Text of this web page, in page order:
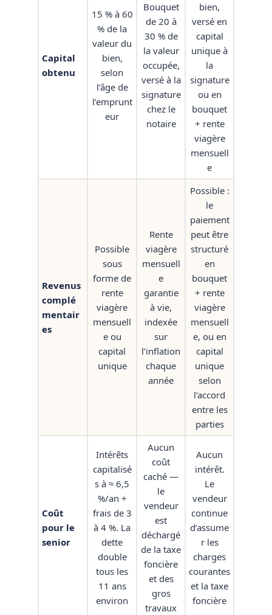
Capital
obtenu
15 % à 60
% de la
valeur du
bien,
selon
l’âge de
l’emprunt
eur
Bouquet
de 20 à
30 % de
la valeur
occupée,
versé à la
signature
chez le
notaire
bien,
versé en
capital
unique à
la
signature
ou en
bouquet
+ rente
viagère
mensuell
e
Revenus
complé
mentair
es
Possible
sous
forme de
rente
viagère
mensuell
e ou
capital
unique
Rente
viagère
mensuell
e
garantie
à vie,
indexée
sur
l’inflation
chaque
année
Possible :
le
paiement
peut être
structuré
en
bouquet
+ rente
viagère
mensuell
e, ou en
capital
unique
selon
l’accord
entre les
parties
Coût
pour le
senior
Intérêts
capitalisé
s à ≈ 6,5
%/an +
frais de 3
à 4 %. La
dette
double
tous les
11 ans
environ
Aucun
coût
caché —
le
vendeur
est
déchargé
de la taxe
foncière
et des
gros
travaux
Aucun
intérêt.
Le
vendeur
continue
d’assume
r les
charges
courantes
et la taxe
foncière